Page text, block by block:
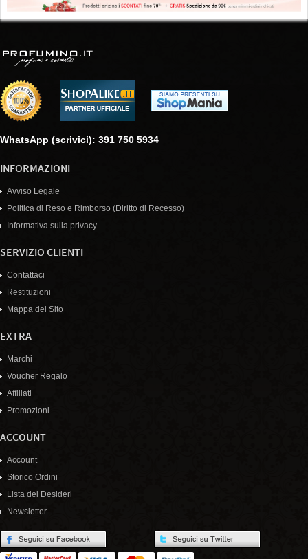
WhatsApp (scrivici): 391 750 5934
INFORMAZIONI
Avviso Legale
Politica di Reso e Rimborso (Diritto di Recesso)
Informativa sulla privacy
SERVIZIO CLIENTI
Contattaci
Restituzioni
Mappa del Sito
EXTRA
Marchi
Voucher Regalo
Affiliati
Promozioni
ACCOUNT
Account
Storico Ordini
Lista dei Desideri
Newsletter